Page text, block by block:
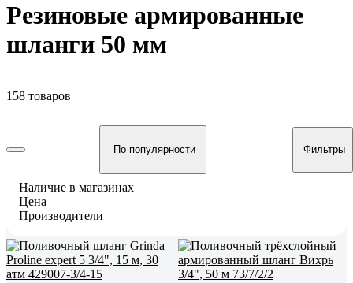
Резиновые армированные
шланги 50 мм
158 товаров
По популярности Фильтры
Наличие в магазинах
Цена
Производители